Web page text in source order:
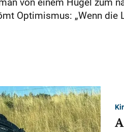
Optimismus: „Wenn